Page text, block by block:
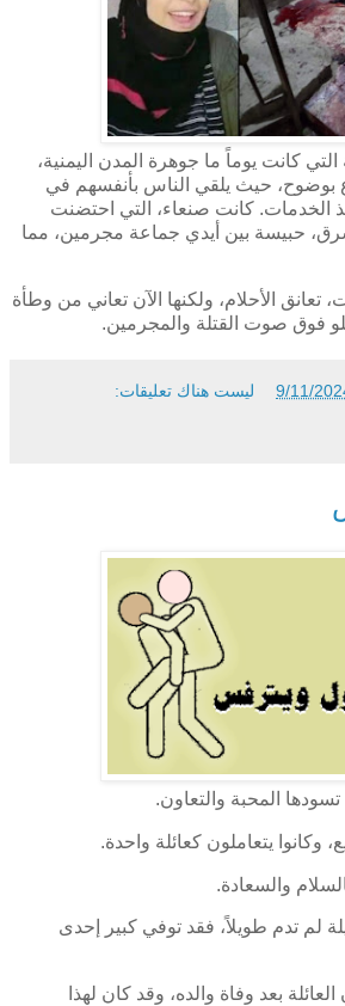
كانت يوماً ما جوهرة المدن اليمنية،
بوضوح، حيث يلقي الناس بأنفسهم في
الخدمات. كانت صنعاء، التي احتضنت
حبيسة بين أيدي جماعة مجرمين، مما
الأحلام، ولكنها الآن تعاني من وطأة
فوق صوت القتلة والمجرمين.
9/11/ ليست هناك تعليقات:
المحبة والتعاون.
وكانوا يتعاملون كعائلة واحدة.
والسعادة.
لم تدم طويلاً، فقد توفي كبير إحدى
بعد وفاة والده، وقد كان لهذا